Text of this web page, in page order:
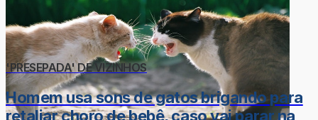
'PRESEPADA' DE VIZINHOS
Homem usa sons de gatos brigando para
retaliar choro de bebê, caso vai parar na